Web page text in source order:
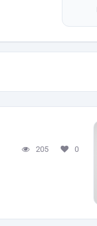
205 0